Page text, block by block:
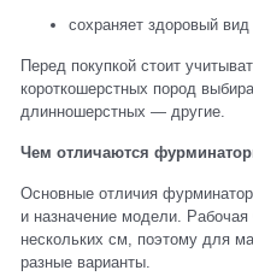
сохраняет здоровый
Перед покупкой стоит
короткошерстных пород
длинношерстных — другие.
Чем отличаются
Основные отличия
и назначение модели.
нескольких см, поэтому для
разные варианты.